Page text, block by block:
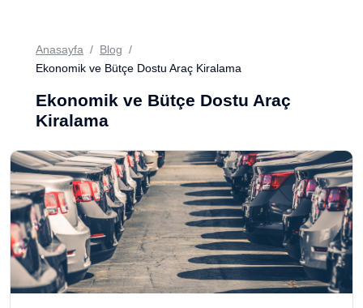
Anasayfa
Blog
Ekonomik ve Bütçe Dostu Araç Kiralama
Ekonomik ve Bütçe Dostu Araç
Kiralama